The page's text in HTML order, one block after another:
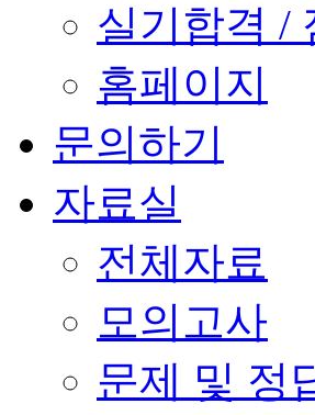
실기합격 /
홈페이지
문의하기
자료실
전체자료
모의고사
문제 및 정